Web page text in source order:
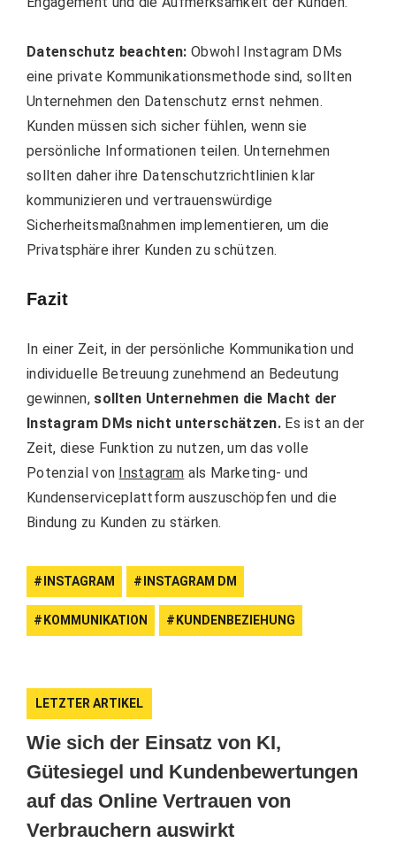
Datenschutz beachten: Obwohl Instagram DMs
eine private Kommunikationsmethode sind, sollten
Unternehmen den Datenschutz ernst nehmen.
Kunden müssen sich sicher fühlen, wenn sie
persönliche Informationen teilen. Unternehmen
sollten daher ihre Datenschutzrichtlinien klar
kommunizieren und vertrauenswürdige
Sicherheitsmaßnahmen implementieren, um die
Privatsphäre ihrer Kunden zu schützen.
Fazit
In einer Zeit, in der persönliche Kommunikation und
individuelle Betreuung zunehmend an Bedeutung
gewinnen, sollten Unternehmen die Macht der
Instagram DMs nicht unterschätzen.Es ist an der
Zeit, diese Funktion zu nutzen, um das volle
Potenzial von Instagram als Marketing- und
Kundenserviceplattform auszuschöpfen und die
Bindung zu Kunden zu stärken.
INSTAGRAM INSTAGRAM DM
KOMMUNIKATION KUNDENBEZIEHUNG
LETZTER ARTIKEL
Wie sich der Einsatz von KI,
Gütesiegel und Kundenbewertungen
auf das Online Vertrauen von
Verbrauchern auswirkt